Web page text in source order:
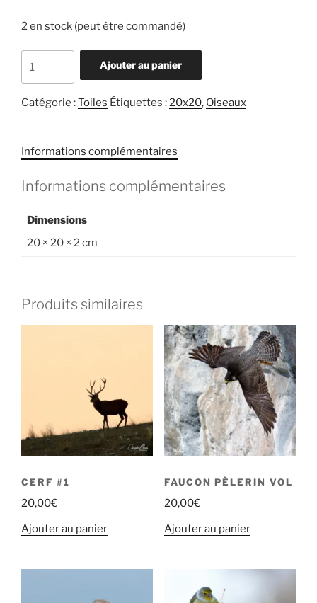
2 en stock (peut être commandé)
de
noire
Ajouter au panier
Catégorie :Toiles Étiquettes :20x20, Oiseaux
Informations complémentaires
Informations complémentaires
Dimensions
20 × 20 × 2 cm
Produits similaires
CERF #1
20,00€
Ajouter au panier
FAUCON PÈLERIN VOL
20,00€
Ajouter au panier